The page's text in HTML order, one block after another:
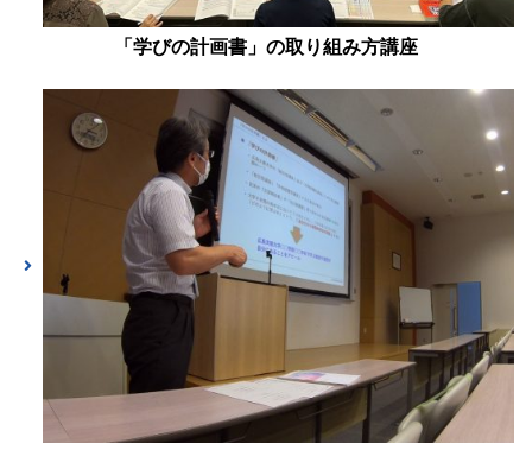
「学びの計画書」の取り組み方講座